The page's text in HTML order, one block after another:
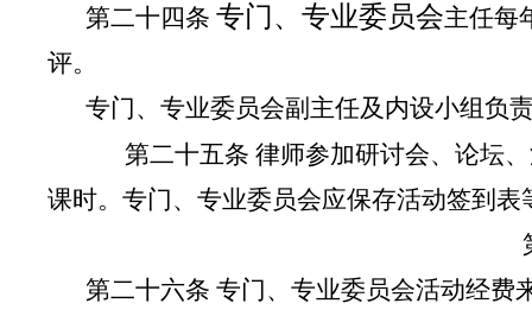
第二十四条 专门、专业委员会主任每
评。
专门、专业委员会副主任及内设小组负
第二十五条 律师参加研讨会、论坛
课时。专门、专业委员会应保存活动签到表
第二十六条 专门、专业委员会活动经费